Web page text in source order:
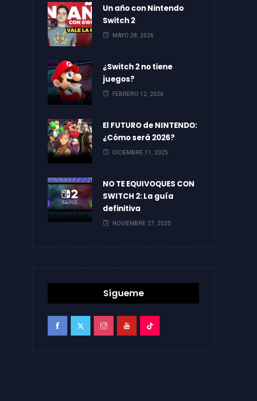
Un año con Nintendo
Switch 2
MAYO 28, 2026
¿Switch 2 no tiene
juegos?
FEBRERO 12, 2026
El FUTURO de NINTENDO:
¿Cómo será 2026?
DICIEMBRE 11, 2025
NO TE EQUIVOQUES CON
SWITCH 2: La guía
definitiva
NOVIEMBRE 27, 2025
Sígueme